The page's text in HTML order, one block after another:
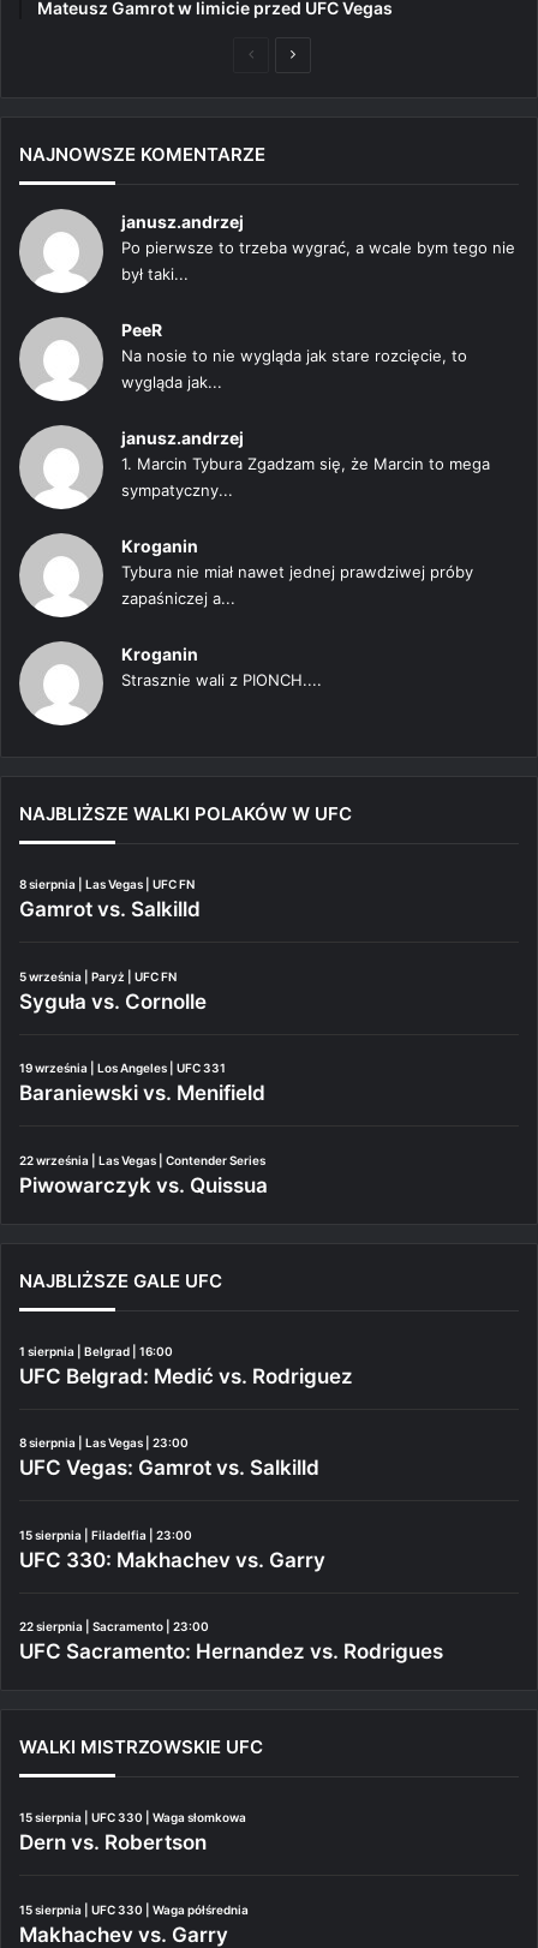
Mateusz Gamrot w limicie przed UFC Vegas
PoprzedniaNastępna
NAJNOWSZE KOMENTARZE
janusz.andrzej
Po pierwsze to trzeba wygrać, a wcale bym tego nie
był taki...
PeeR
Na nosie to nie wygląda jak stare rozcięcie, to
wygląda jak...
janusz.andrzej
1. Marcin Tybura Zgadzam się, że Marcin to mega
sympatyczny...
Kroganin
Tybura nie miał nawet jednej prawdziwej próby
zapaśniczej a...
Kroganin
Strasznie wali z PIONCH....
NAJBLIŻSZE WALKI POLAKÓW W UFC
8 sierpnia | Las Vegas | UFC FN
Gamrot vs. Salkilld
5 września | Paryż | UFC FN
Syguła vs. Cornolle
19 września | Los Angeles | UFC 331
Baraniewski vs. Menifield
22 września | Las Vegas | Contender Series
Piwowarczyk vs. Quissua
NAJBLIŻSZE GALE UFC
1 sierpnia | Belgrad | 16:00
UFC Belgrad: Medić vs. Rodriguez
8 sierpnia | Las Vegas | 23:00
UFC Vegas: Gamrot vs. Salkilld
15 sierpnia | Filadelfia | 23:00
UFC 330: Makhachev vs. Garry
22 sierpnia | Sacramento | 23:00
UFC Sacramento: Hernandez vs. Rodrigues
WALKI MISTRZOWSKIE UFC
15 sierpnia | UFC 330 | Waga słomkowa
Dern vs. Robertson
15 sierpnia | UFC 330 | Waga półśrednia
Makhachev vs. Garry